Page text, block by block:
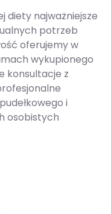
diety najważniejsze
potrzeb
oferujemy w
wykupionego
konsultacje z
i
osobistych